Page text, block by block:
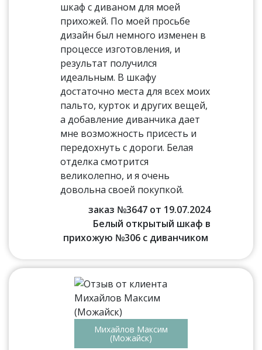
шкаф с диваном для моей
прихожей. По моей просьбе
дизайн был немного изменен в
процессе изготовления, и
результат получился
идеальным. В шкафу
достаточно места для всех моих
пальто, курток и других вещей,
а добавление диванчика дает
мне возможность присесть и
передохнуть с дороги. Белая
отделка смотрится
великолепно, и я очень
довольна своей покупкой.
заказ №3647 от 19.07.2024
Белый открытый шкаф в
прихожую №306 с диванчиком
Михайлов Максим
(Можайск)